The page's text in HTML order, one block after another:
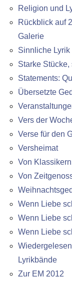
Religion und
Rückblick auf
Galerie
Sinnliche Lyrik
Starke Stücke,
Statements:
Übersetzte
Vers der
Verse für den
Versheimat
Von
Von
Wenn Liebe
Wenn Liebe
Wenn Liebe
Lyrikbände
Zur EM 2012